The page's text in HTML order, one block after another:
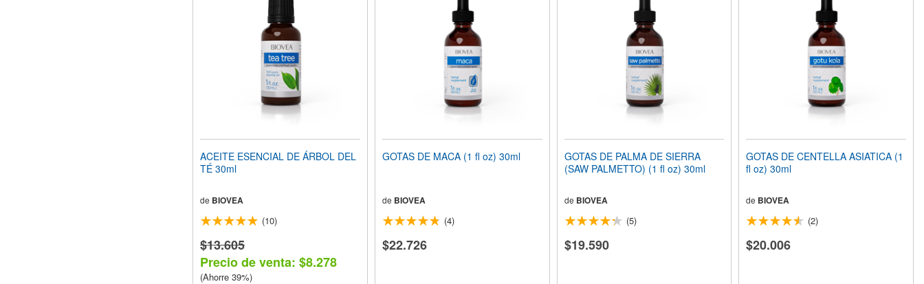
ACEITE ESENCIAL DE ÁRBOL DEL
TÉ 30ml
de BIOVEA
(10)
$13.605
Precio de venta: $8.278
(Ahorre 39%)
GOTAS DE MACA (1 fl oz) 30ml
de BIOVEA
(4)
$22.726
GOTAS DE PALMA DE SIERRA
(SAW PALMETTO) (1 fl oz) 30ml
de BIOVEA
(5)
$19.590
GOTAS DE CENTELLA ASIATICA (1
fl oz) 30ml
de BIOVEA
(2)
$20.006